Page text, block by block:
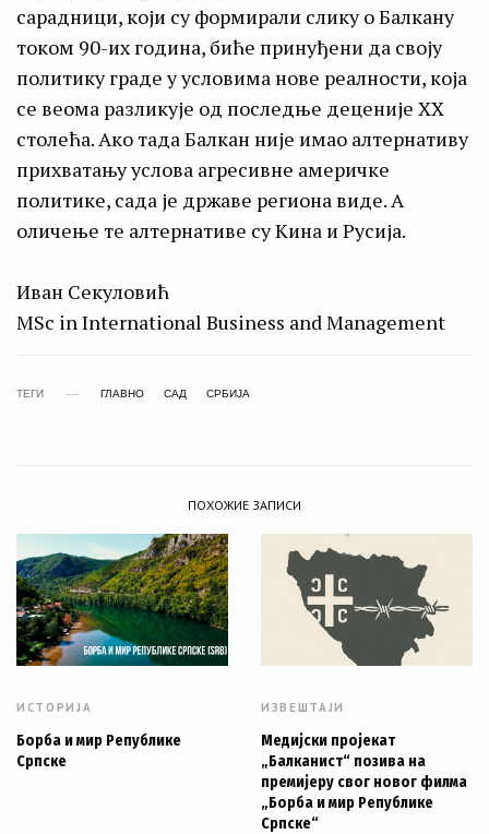
сарадници, који су формирали слику о Балкану
током 90-их година, биће принуђени да своју
политику граде у условима нове реалности, која
се веома разликује од последње деценије XX
столећа. Ако тада Балкан није имао алтернативу
прихватању услова агресивне америчке
политике, сада је државе региона виде. А
оличење те алтернативе су Кина и Русија.
Иван Секуловић
MSc in International Business and Management
ТЕГИ ГЛАВНО САД СРБИЈА
ПОХОЖИЕ ЗАПИСИ
ИСТОРИЈА
Борба и мир Републике
Српске
ИЗВЕШТАЈИ
Медијски пројекат
„Балканист“ позива на
премијеру свог новог филма
„Борба и мир Републике
Српске“